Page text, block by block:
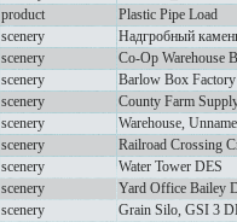
product
Plastic Pipe Load
scenery
Надгробный
scenery
Co-Op Warehouse
scenery
Barlow Box
scenery
County Farm
scenery
Warehouse,
scenery
Railroad Crossing
scenery
Water Tower DES
scenery
Yard Office Bailey
scenery
Grain Silo, GSI 3